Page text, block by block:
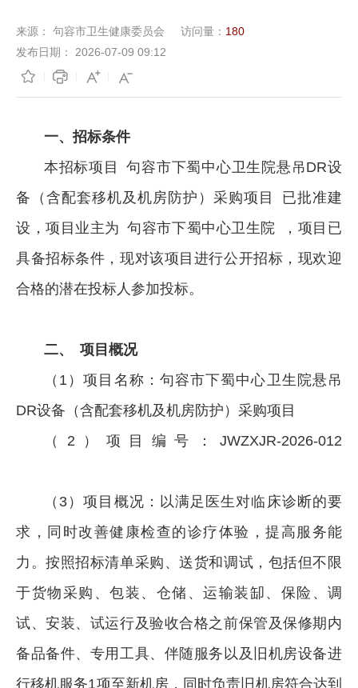
来源： 句容市卫生健康委员会 访问量： 180
发布日期：
2026-07-09 09:12
一、招标条件
本招标项目 句容市下蜀中心卫生院悬吊DR设
备（含配套移机及机房防护）采购项目 已批准建
设，项目业主为 句容市下蜀中心卫生院 ，项目已
具备招标条件，现对该项目进行公开招标，现欢迎
合格的潜在投标人参加投标。
二、 项目概况
（1）项目名称：句容市下蜀中心卫生院悬吊
DR设备（含配套移机及机房防护）采购项目
（2）项目编号：JWZXJR-2026-012
（3）项目概况：以满足医生对临床诊断的要
求，同时改善健康检查的诊疗体验，提高服务能
力。按照招标清单采购、送货和调试，包括但不限
于货物采购、包装、仓储、运输装缷、保险、调
试、安装、试运行及验收合格之前保管及保修期内
备品备件、专用工具、伴随服务以及旧机房设备进
行移机服务1项至新机房，同时负责旧机房符合达到